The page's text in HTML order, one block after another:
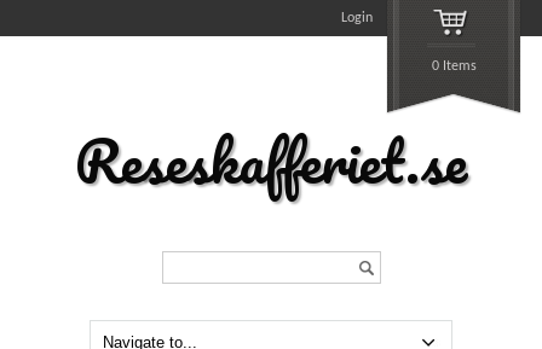
Login
0 Items
Reseskafferiet.se